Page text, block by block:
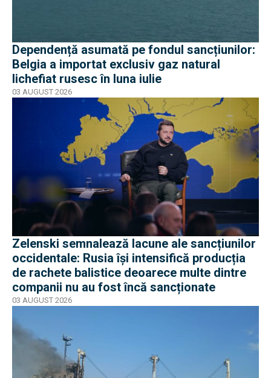
Dependență asumată pe fondul sancțiunilor:
Belgia a importat exclusiv gaz natural
lichefiat rusesc în luna iulie
03 AUGUST 2026
Zelenski semnalează lacune ale sancțiunilor
occidentale: Rusia își intensifică producția
de rachete balistice deoarece multe dintre
companii nu au fost încă sancționate
03 AUGUST 2026